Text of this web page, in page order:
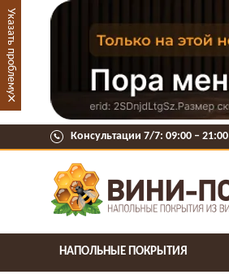
Консультации 7/7: 09:00 ‒ 21:00
НАПОЛЬНЫЕ ПОКРЫТИЯ
Указать проблему
×